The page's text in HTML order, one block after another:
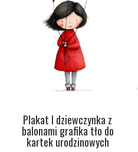
Plakat I dziewczynka z
balonami grafika tło do
kartek urodzinowych